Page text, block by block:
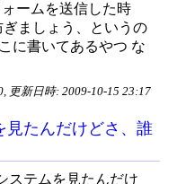
ームを送信した時
ぎましょう、というの
に書いてあるやつ な
更新日時: 2009-10-15 23:17
見たんだけどさ、誰
ステムを見たんだけ